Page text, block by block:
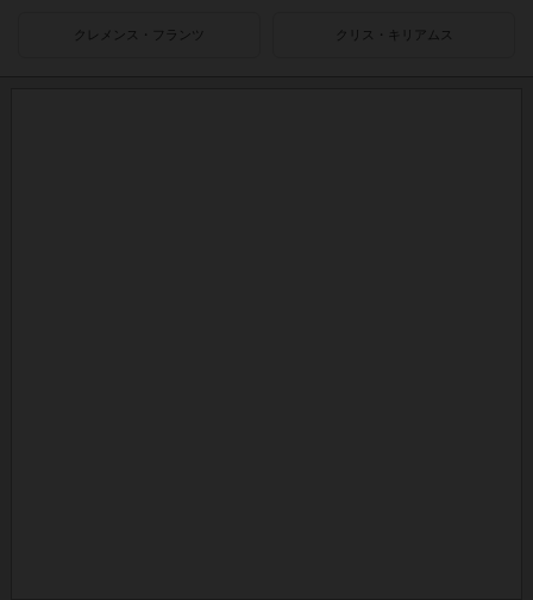
クレメンス・フランツ クリス・キリアムス